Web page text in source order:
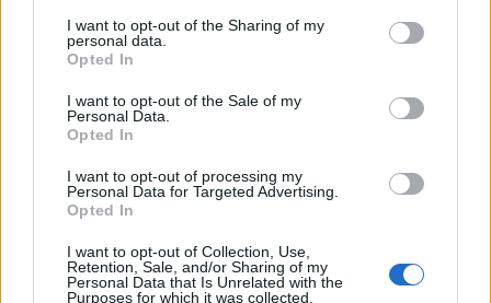
not limited to your visit or usage behaviour. You may click to
grant or deny consent to Google and its third-party tags to
use your data for below specified purposes in below Google
consent section.
I want to opt-out of the Sharing of my
personal data.
Opted In
I want to opt-out of the Sale of my
Personal Data.
Opted In
I want to opt-out of processing my
Personal Data for Targeted Advertising.
Opted In
I want to opt-out of Collection, Use,
Retention, Sale, and/or Sharing of my
Personal Data that Is Unrelated with the
Purposes for which it was collected.
Nézzük megint az elmúlt hetek külföldi hírességeit!
Ebben a válogatásban (virtuálisan) találkozhattok
majd Brad Pitt-tel, Robert Pattinsonnal, Zac
Efronnal, vagy az új csillaggal, Liam Hemsworth-
szel. Vágjunk is bele és nézzük, hogy vajon
elrontotta-e Jude Law szettjét a rózsaszín…
Melyik sztár nézett ki a legjobban a
múlt héten? #17
HorvathL•2011. március 29.